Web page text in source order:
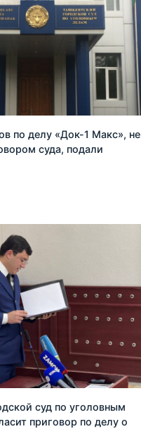
по делу «Док-1 Макс», не
суда, подали
суд по уголовным
приговор по делу о